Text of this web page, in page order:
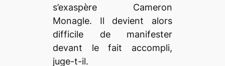
s’exaspère Cameron
Monagle. Il devient alors
difficile de manifester
devant le fait accompli,
juge-t-il.